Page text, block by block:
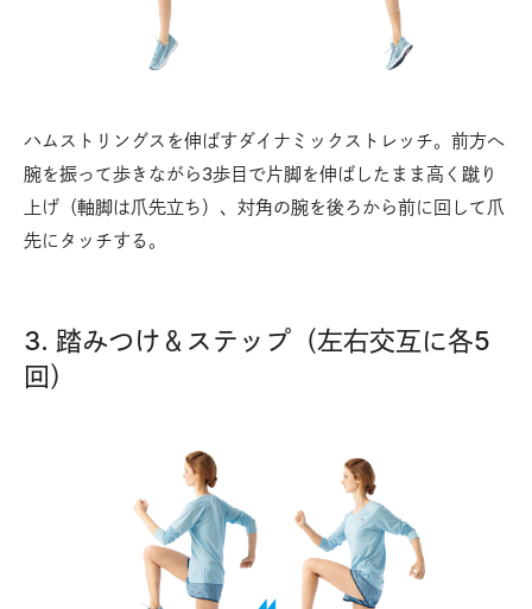
ハムストリングスを伸ばすダイナミックストレッチ。前方へ
腕を振って歩きながら3歩目で片脚を伸ばしたまま高く蹴り
上げ（軸脚は爪先立ち）、対角の腕を後ろから前に回して爪
先にタッチする。
3. 踏みつけ＆ステップ（左右交互に各5
回）